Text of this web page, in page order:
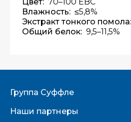
Влажность: ≤5,8%
Экстракт тонкого помола:
Общий белок: 9,5–11,5%
Группа Суффле
Наши партнеры